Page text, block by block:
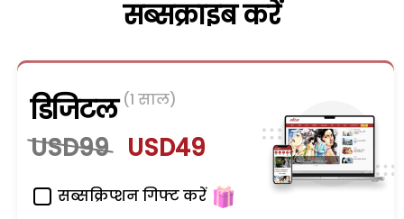
सब्सक्राइब करें
डिजिटल (1 साल)
USD99 USD49
सब्सक्रिप्शन गिफ्ट करें